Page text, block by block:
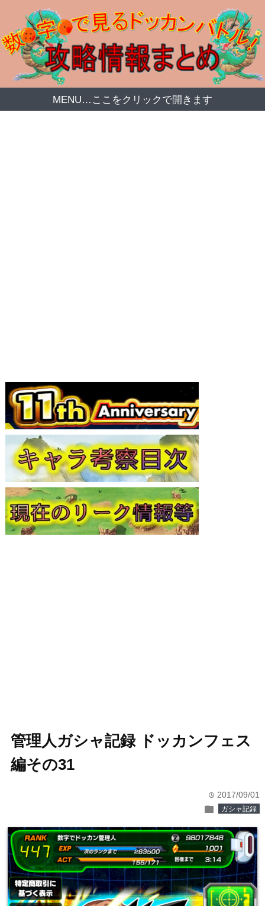
MENU…ここをクリックで開きます
管理人ガシャ記録 ドッカンフェス
編その31
time 2017/09/01
folder ガシャ記録